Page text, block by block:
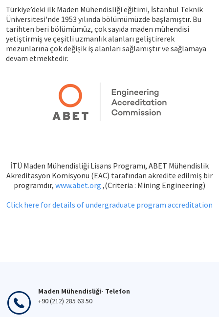
Türkiye’deki ilk Maden Mühendisliği eğitimi, İstanbul Teknik
Üniversitesi'nde 1953 yılında bölümümüzde başlamıştır. Bu
tarihten beri bölümümüz, çok sayıda maden mühendisi
yetiştirmiş ve çeşitli uzmanlık alanları geliştirerek
mezunlarına çok değişik iş alanları sağlamıştır ve sağlamaya
devam etmektedir.
İTÜ Maden Mühendisliği Lisans Programı, ABET Mühendislik
Akreditasyon Komisyonu (EAC) tarafından akredite edilmiş bir
programdır, www.abet.org ,(Criteria : Mining Engineering)
Click here for details of undergraduate program accreditation
Maden Mühendisliği- Telefon
+90 (212) 285 63 50